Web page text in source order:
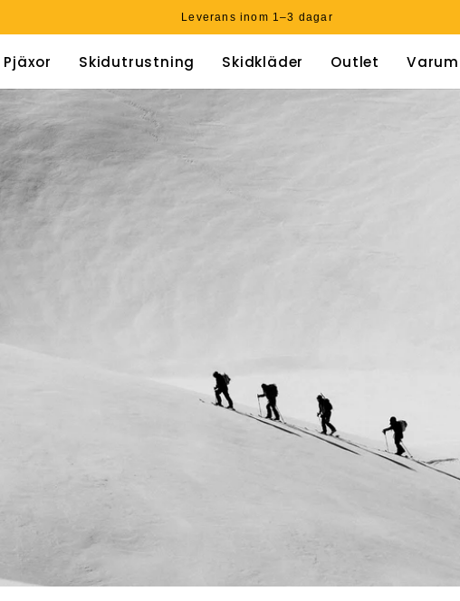
Samma lager online & i butik
Pjäxor Skidutrustning Skidkläder Outlet